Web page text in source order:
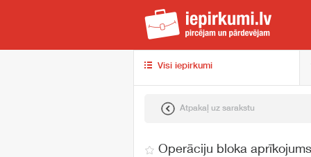
Visi iepirkumi
Atpakaļ uz sarakstu
Operāciju bloka aprīkojums